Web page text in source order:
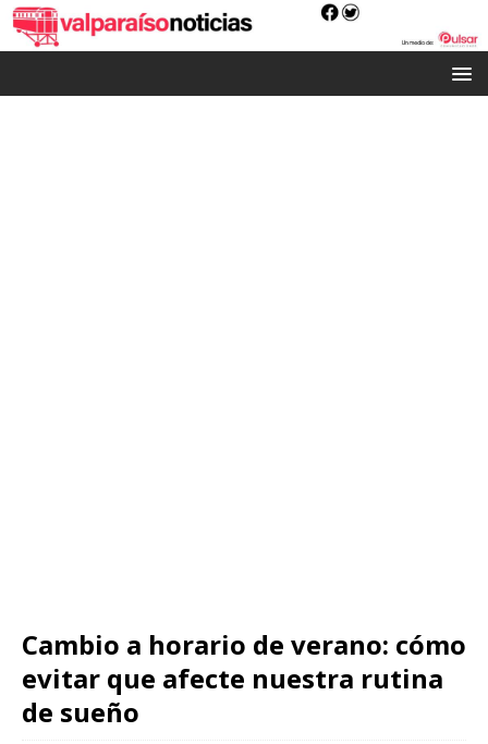
Cambio a horario de verano: cómo
evitar que afecte nuestra rutina
de sueño